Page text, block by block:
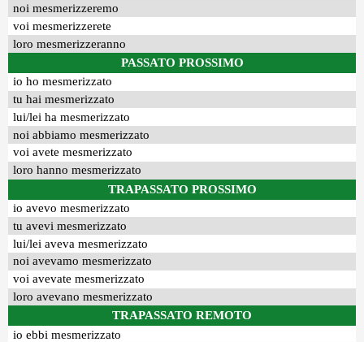
noi mesmerizzeremo
voi mesmerizzerete
loro mesmerizzeranno
PASSATO PROSSIMO
io ho mesmerizzato
tu hai mesmerizzato
lui/lei ha mesmerizzato
noi abbiamo mesmerizzato
voi avete mesmerizzato
loro hanno mesmerizzato
TRAPASSATO PROSSIMO
io avevo mesmerizzato
tu avevi mesmerizzato
lui/lei aveva mesmerizzato
noi avevamo mesmerizzato
voi avevate mesmerizzato
loro avevano mesmerizzato
TRAPASSATO REMOTO
io ebbi mesmerizzato